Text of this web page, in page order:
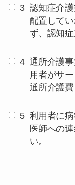
3 認知症介
配置して
ず、認知症
4 通所介護
用者がサ
通所介護費
5 利用者に
医師への
い。